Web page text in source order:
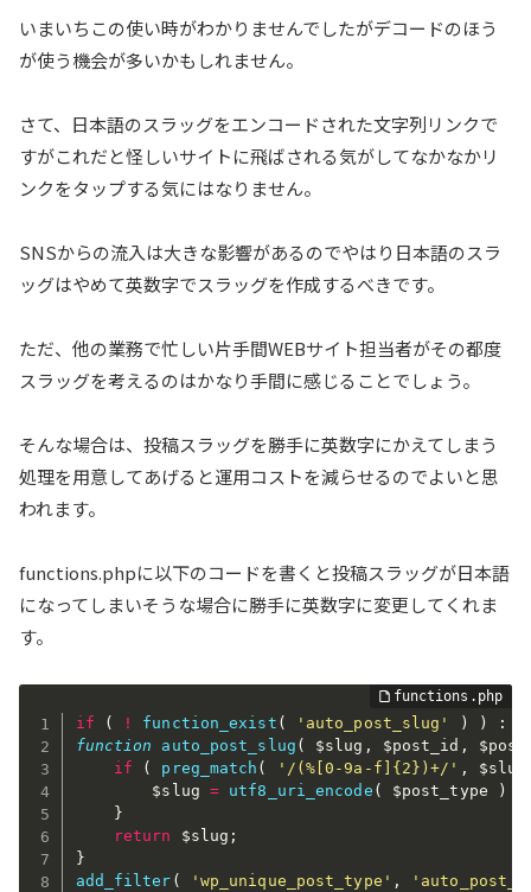
いまいちこの使い時がわかりませんでしたがデコードのほう
が使う機会が多いかもしれません。
さて、日本語のスラッグをエンコードされた文字列リンクで
すがこれだと怪しいサイトに飛ばされる気がしてなかなかリ
ンクをタップする気にはなりません。
SNSからの流入は大きな影響があるのでやはり日本語のスラ
ッグはやめて英数字でスラッグを作成するべきです。
ただ、他の業務で忙しい片手間WEBサイト担当者がその都度
スラッグを考えるのはかなり手間に感じることでしょう。
そんな場合は、投稿スラッグを勝手に英数字にかえてしまう
処理を用意してあげると運用コストを減らせるのでよいと思
われます。
functions.phpに以下のコードを書くと投稿スラッグが日本語
になってしまいそうな場合に勝手に英数字に変更してくれま
す。
if ( ! function_exist ( 'auto_post_slug' ) )
:
function
auto_post_slug ( $slug , $post_id ,
if
( preg_match ( '/(%[0-9a-f]{2})+/' ,
$slug
$slug = utf8_uri_encode ( $post_type )
}
return
$slug ;
}
add_filter ( 'wp_unique_post_type' ,